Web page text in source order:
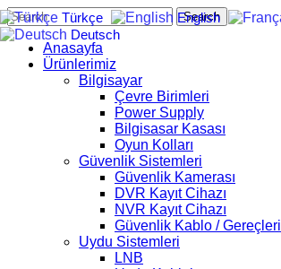
Search
Anasayfa
Ürünlerimiz
Bilgisayar
Çevre Birimleri
Power Supply
Bilgisasar Kasası
Oyun Kolları
Güvenlik Sistemleri
Güvenlik Kamerası
DVR Kayıt Cihazı
NVR Kayıt Cihazı
Güvenlik Kablo / Gereçleri
Uydu Sistemleri
LNB
Türkçe English
Deutsch